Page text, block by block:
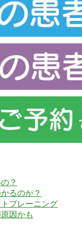
？
るのか？
プレーニング
因かも